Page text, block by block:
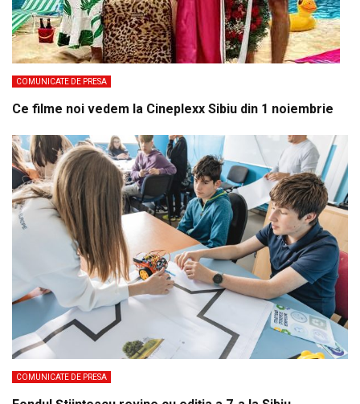
COMUNICATE DE PRESA
Ce filme noi vedem la Cineplexx Sibiu din 1 noiembrie
COMUNICATE DE PRESA